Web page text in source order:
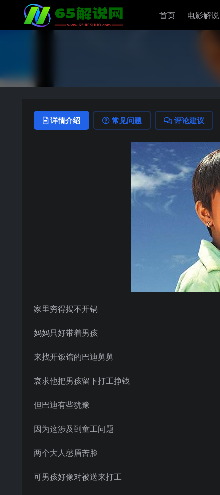
首页 电影解说
详情介绍 常见问题 评论建议
家里穷得揭不开锅
妈妈只好带着男孩
来找开饭馆的巴迪舅舅
哀求他把男孩留下打工挣钱
但巴迪有些犹豫
因为这涉及到童工问题
两个大人愁眉苦脸
可男孩好像对被送来打工